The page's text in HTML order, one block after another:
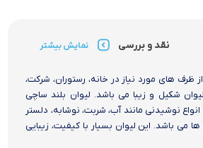
نقد و بررسی نمایش بیشتر
ظرف های مورد نیاز در خانه، رستوران، شرکت،
شکیل و زیبا می باشد. لیوان بلند ساچی
نوشیدنی مانند آب، شربت، نوشابه، دلستر
می باشد. این لیوان بسیار با کیفیت، زیبایی